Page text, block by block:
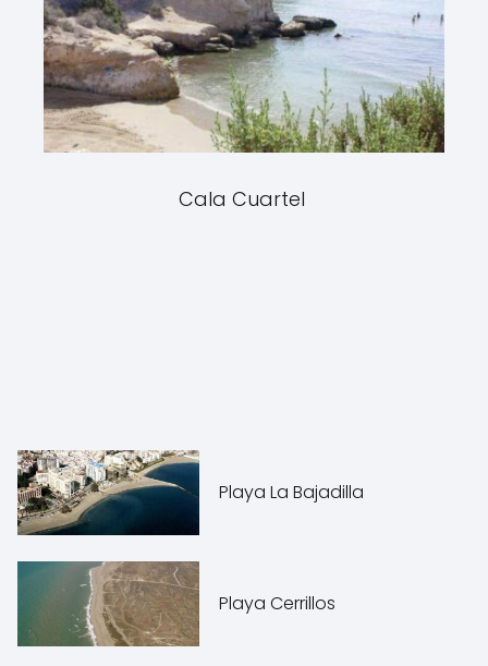
Cala Cuartel
Playa La Bajadilla
Playa Cerrillos